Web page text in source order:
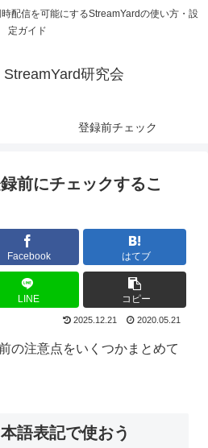
配信を可能にするStreamYardの使い方・設
定ガイド
研究会
登録前チェック
前にチェックするこ
Facebook はてブ
LINE コピー
2025.12.21 2020.05.21
の注意点をいくつかまとめて
語表記で使おう